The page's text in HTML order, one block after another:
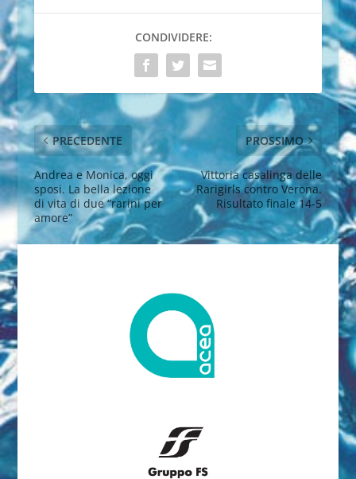
CONDIVIDERE:
PRECEDENTE
Andrea e Monica, oggi
sposi. La bella lezione
di vita di due “rarini per
amore”
PROSSIMO
Vittoria casalinga delle
Rarigirls contro Verona.
Risultato finale 14-5